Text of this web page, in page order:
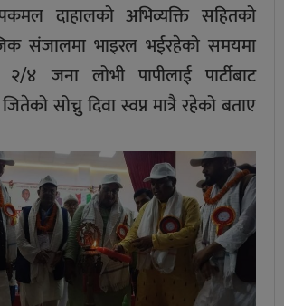
दाहालको अभिव्यक्ति सहितको
संजालमा भाइरल भईरहेको समयमा
२/४ जना लोभी पापीलाई पार्टीबाट
सोच्नु दिवा स्वप्न मात्रै रहेको बताए